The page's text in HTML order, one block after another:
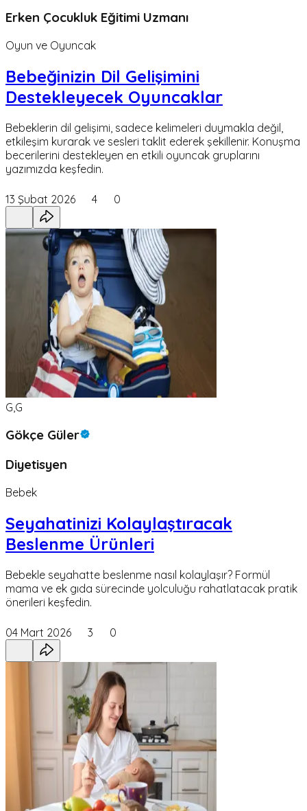
Erken Çocukluk Eğitimi Uzmanı
Oyun ve Oyuncak
Bebeğinizin Dil Gelişimini
Destekleyecek Oyuncaklar
Bebeklerin dil gelişimi, sadece kelimeleri duymakla değil,
etkileşim kurarak ve sesleri taklit ederek şekillenir. Konuşma
becerilerini destekleyen en etkili oyuncak gruplarını
yazımızda keşfedin.
13 Şubat 2026 4 0
G,G
Gökçe Güler
Diyetisyen
Bebek
Seyahatinizi Kolaylaştıracak
Beslenme Ürünleri
Bebekle seyahatte beslenme nasıl kolaylaşır? Formül
mama ve ek gıda sürecinde yolculuğu rahatlatacak pratik
önerileri keşfedin.
04 Mart 2026 3 0